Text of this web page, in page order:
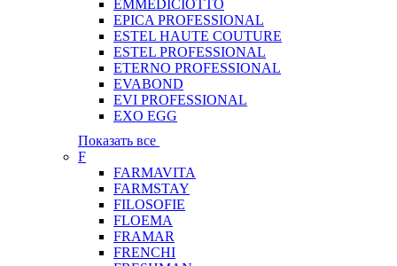
EMMEDICIOTTO
EPICA PROFESSIONAL
ESTEL HAUTE COUTURE
ESTEL PROFESSIONAL
ETERNO PROFESSIONAL
EVABOND
EVI PROFESSIONAL
EXO EGG
Показать все
F
FARMAVITA
FARMSTAY
FILOSOFIE
FLOEMA
FRAMAR
FRENCHI